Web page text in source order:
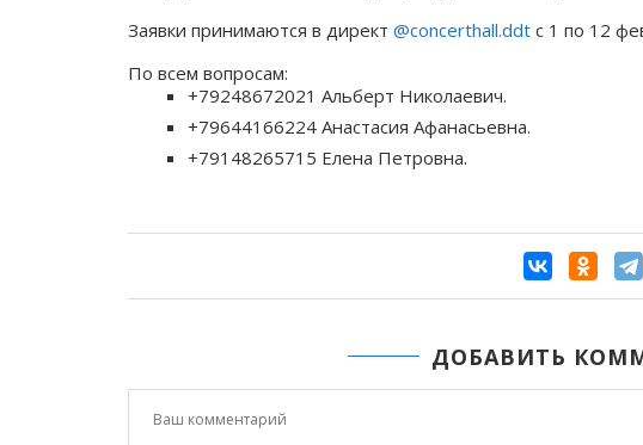
Заявки принимаются в директ @concerthall.ddt с 1 по 12
По всем вопросам:
+79248672021 Альберт Николаевич.
+79644166224 Анастасия Афанасьевна.
+79148265715 Елена Петровна.
ДОБАВИТЬ